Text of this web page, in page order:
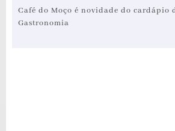
Café do Moço é novidade do cardápio
Gastronomia